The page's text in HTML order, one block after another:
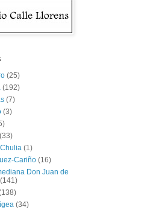
(25)
(192)
(7)
(3)
(33)
(1)
Cariño (16)
Don Juan de
(141)
(34)